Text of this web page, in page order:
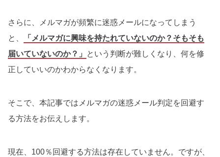
さらに、メルマガが頻繁に迷惑メールになってしまう
と、
「メルマガに興味を持たれていないのか？そもそも
届いていないのか？」
という判断が難しくなり、何を修
正していいのかわからなくなります。
そこで、本記事ではメルマガの迷惑メール判定を回避す
る方法をお伝えします。
現在、100％回避する方法は存在していません。ですが、